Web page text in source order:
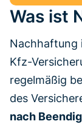
Was ist
Nachhaftung
Kfz-
regelmäßig
des
nach